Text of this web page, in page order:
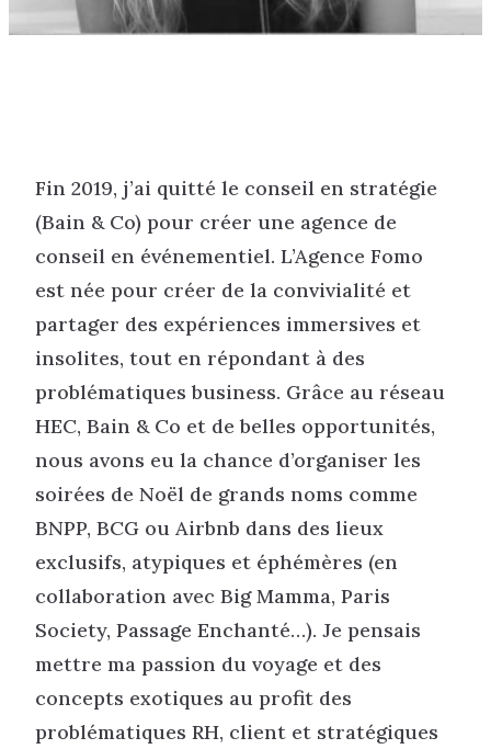
Fin 2019, j’ai quitté le conseil en stratégie
(Bain & Co) pour créer une agence de
conseil en événementiel. L’Agence Fomo
est née pour créer de la convivialité et
partager des expériences immersives et
insolites, tout en répondant à des
problématiques business. Grâce au réseau
HEC, Bain & Co et de belles opportunités,
nous avons eu la chance d’organiser les
soirées de Noël de grands noms comme
BNPP, BCG ou Airbnb dans des lieux
exclusifs, atypiques et éphémères (en
collaboration avec Big Mamma, Paris
Society, Passage Enchanté…). Je pensais
mettre ma passion du voyage et des
concepts exotiques au profit des
problématiques RH, client et stratégiques